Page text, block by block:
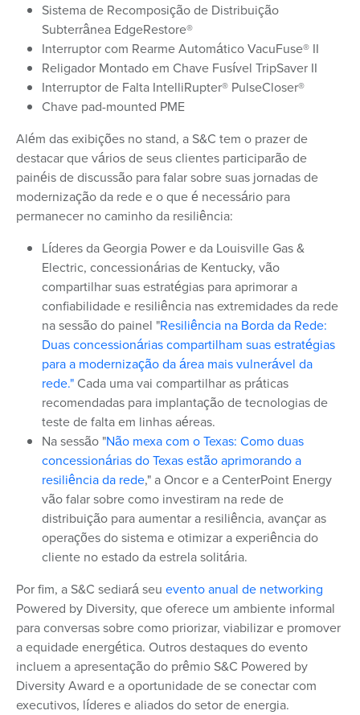
Sistema de Recomposição de Distribuição
Subterrânea EdgeRestore®
Interruptor com Rearme Automático VacuFuse® II
Religador Montado em Chave Fusível TripSaver II
Interruptor de Falta IntelliRupter® PulseCloser®
Chave pad-mounted PME
Além das exibições no stand, a S&C tem o prazer de
destacar que vários de seus clientes participarão de
painéis de discussão para falar sobre suas jornadas de
modernização da rede e o que é necessário para
permanecer no caminho da resiliência:
Líderes da Georgia Power e da Louisville Gas &
Electric, concessionárias de Kentucky, vão
compartilhar suas estratégias para aprimorar a
confiabilidade e resiliência nas extremidades da rede
na sessão do painel "Resiliência na Borda da Rede:
Duas concessionárias compartilham suas estratégias
para a modernização da área mais vulnerável da
rede." Cada uma vai compartilhar as práticas
recomendadas para implantação de tecnologias de
teste de falta em linhas aéreas.
Na sessão "Não mexa com o Texas: Como duas
concessionárias do Texas estão aprimorando a
resiliência da rede," a Oncor e a CenterPoint Energy
vão falar sobre como investiram na rede de
distribuição para aumentar a resiliência, avançar as
operações do sistema e otimizar a experiência do
cliente no estado da estrela solitária.
Por fim, a S&C sediará seu evento anual de networking
Powered by Diversity, que oferece um ambiente informal
para conversas sobre como priorizar, viabilizar e promover
a equidade energética. Outros destaques do evento
incluem a apresentação do prêmio S&C Powered by
Diversity Award e a oportunidade de se conectar com
executivos, líderes e aliados do setor de energia.